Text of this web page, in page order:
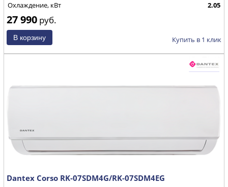
Охлаждение, кВт
2.05
27 990 руб.
Купить в 1 клик
Dantex Corso RK-07SDM4G/RK-07SDM4EG